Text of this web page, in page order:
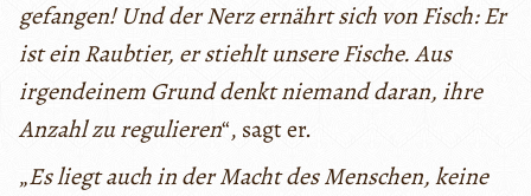
gefangen! Und der Nerz ernährt sich von Fisch: Er
ist ein Raubtier, er stiehlt unsere Fische. Aus
irgendeinem Grund denkt niemand daran, ihre
Anzahl zu regulieren“, sagt er.
„Es liegt auch in der Macht des Menschen, keine